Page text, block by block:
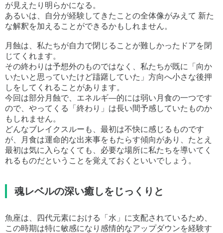
が見えたり明らかになる。
あるいは、自分が経験してきたことの全体像がみえて 新た
な解釈を加えることができるかもしれません。
月蝕は、私たちが自力で閉じることが難しかったドアを閉
じてくれます。
その終わりは予想外のものではなく、私たちが既に「向か
いたいと思っていたけど躊躇していた」方向へ小さな後押
しをしてくれることがあります。
今回は部分月蝕で、エネルギ―的には弱い月食の一つです
ので、やってくる「終わり」は長い間予感していたものか
もしれません。
どんなブレイクスルーも、最初は不快に感じるものです
が、月食は運命的な出来事をもたらす傾向があり、たとえ
最初は気に入らなくても、必要な場所に私たちを導いてく
れるものだということを覚えておくといいでしょう。
魂レベルの深い癒しをじっくりと
魚座は、四代元素における「水」に支配されているため、
この時期は特に敏感になり感情的なアップダウンを経験す